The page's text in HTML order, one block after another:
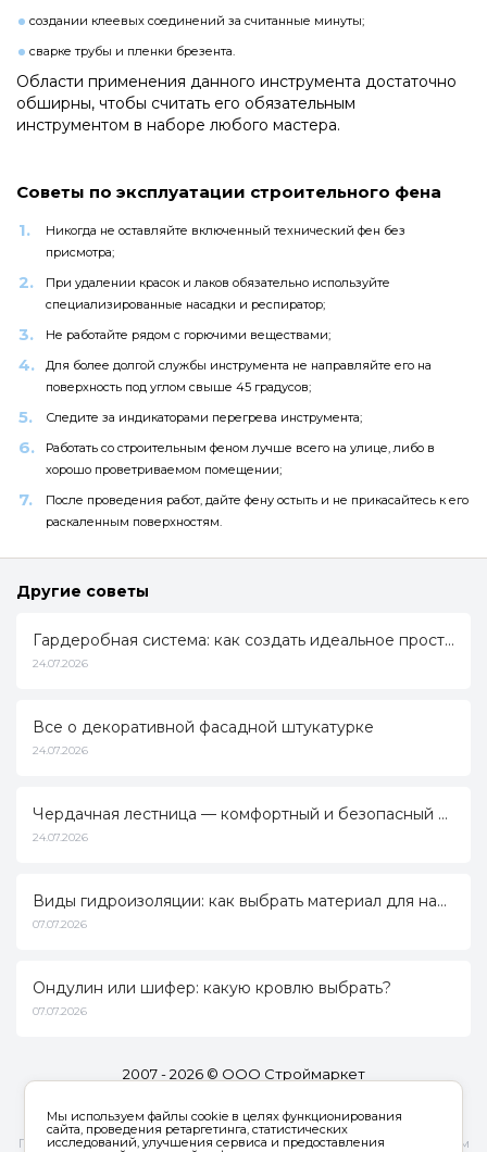
создании клеевых соединений за считанные минуты;
сварке трубы и пленки брезента.
Области применения данного инструмента достаточно
обширны, чтобы считать его обязательным
инструментом в наборе любого мастера.
Советы по эксплуатации строительного фена
Никогда не оставляйте включенный технический фен без
присмотра;
При удалении красок и лаков обязательно используйте
специализированные насадки и респиратор;
Не работайте рядом с горючими веществами;
Для более долгой службы инструмента не направляйте его на
поверхность под углом свыше 45 градусов;
Следите за индикаторами перегрева инструмента;
Работать со строительным феном лучше всего на улице, либо в
хорошо проветриваемом помещении;
После проведения работ, дайте фену остыть и не прикасайтесь к его
раскаленным поверхностям.
Другие советы
Гардеробная система: как создать идеальное пространство для хранения
24.07.2026
Все о декоративной фасадной штукатурке
24.07.2026
Чердачная лестница — комфортный и безопасный доступ к дополнительному пространству
24.07.2026
Виды гидроизоляции: как выбрать материал для надежной защиты от влаги
07.07.2026
Ондулин или шифер: какую кровлю выбрать?
07.07.2026
2007 - 2026 © ООО Строймаркет
Код клиента:162287
Продолжая работу с сайтом, вы даете согласие на использование сайтом
Мы используем файлы cookie в целях функционирования
сайта, проведения ретаргетинга, статистических
исследований, улучшения сервиса и предоставления